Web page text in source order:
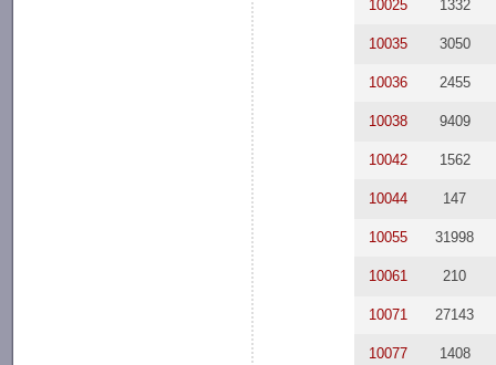
10025 1332
10035 3050
10036 2455
10038 9409
10042 1562
10044 147
10055 31998
10061 210
10071 27143
10077 1408